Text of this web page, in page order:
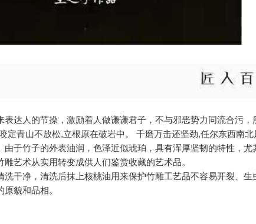
达人的节操，激励着人做谦谦君子，不与邪恶势力同流合污，
定青山不放松,立根原在破岩中。 千磨万击还坚劲,任尔东西南北
于竹子的外表油润，色泽近似琥珀，具有浑厚坚韧的特性，尤
艺术从实用转变成供人们鉴赏收藏的艺术品。
干净，清洗后抹上核桃油用来保护竹雕工艺品不容易开裂、生
貌和品相。